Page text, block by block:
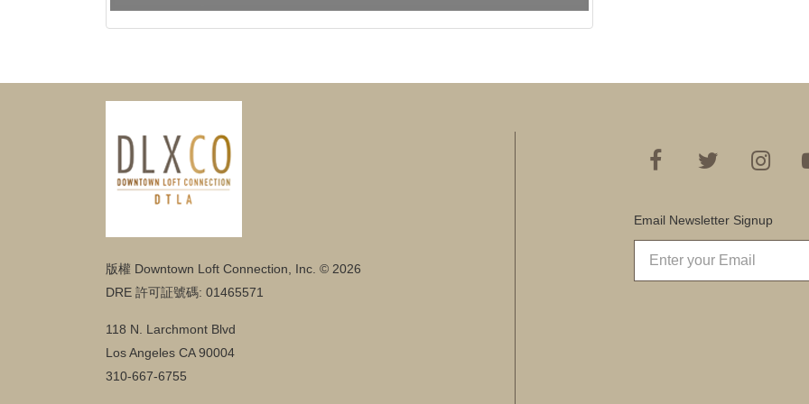
版權 Downtown Loft Connection, Inc. © 2026
DRE 許可証號碼: 01465571
118 N. Larchmont Blvd
Los Angeles CA 90004
310-667-6755
Email Newsletter Signup